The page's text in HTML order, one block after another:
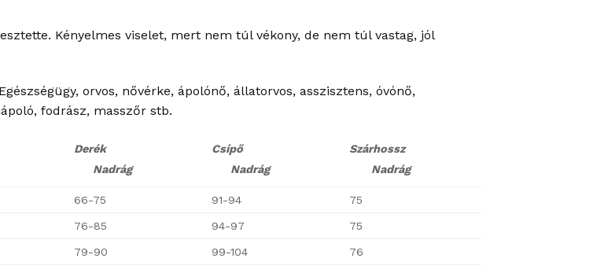
Kényelmes viselet, mert nem túl vékony, de nem túl vastag, jól
orvos, nővérke, ápolónő, állatorvos, asszisztens, óvónő,
fodrász, masszőr stb.
Derék
Nadrág
Csípő
Nadrág
Szárhossz
Nadrág
66-75 91-94 75
76-85 94-97 75
79-90 99-104 76